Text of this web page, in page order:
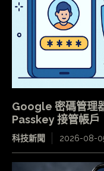
Google 密碼管理
Passkey 接管帳戶
科技新聞 2026-08-